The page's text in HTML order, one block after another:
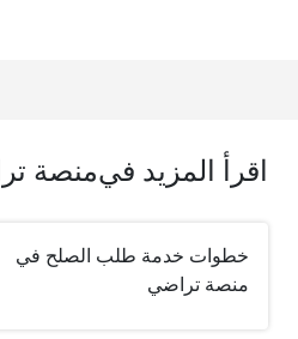
اقرأ المزيد فيمنصة
خطوات خدمة طلب الصلح في
منصة تراضي